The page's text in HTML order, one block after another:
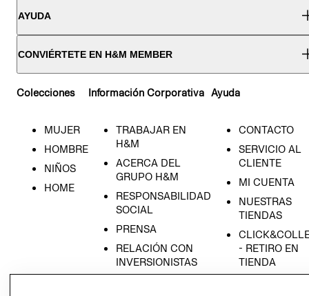
AYUDA
CONVIÉRTETE EN H&M MEMBER
Colecciones
MUJER
HOMBRE
NIÑOS
HOME
Información Corporativa
TRABAJAR EN
H&M
ACERCA DEL
GRUPO H&M
RESPONSABILIDAD
SOCIAL
PRENSA
RELACIÓN CON
INVERSIONISTAS
Ayuda
CONTACTO
SERVICIO AL
CLIENTE
MI CUENTA
NUESTRAS
TIENDAS
- RETIRO EN
TIENDA